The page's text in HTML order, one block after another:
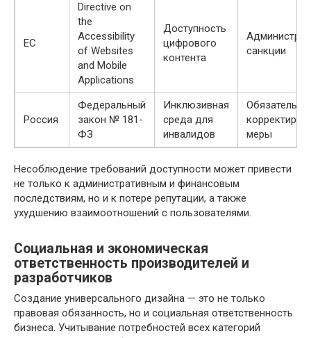
ЕС
Directive on
the
Accessibility
of Websites
and Mobile
Applications
Доступность
цифрового
контента
санкции
Россия
Федеральный
закон № 181-
ФЗ
Инклюзивная
среда для
инвалидов
меры
Несоблюдение требований доступности может привести
не только к административным и финансовым
последствиям, но и к потере репутации, а также
ухудшению взаимоотношений с пользователями.
Социальная и экономическая
ответственность производителей и
разработчиков
Создание универсального дизайна — это не только
правовая обязанность, но и социальная ответственность
бизнеса. Учитывание потребностей всех категорий